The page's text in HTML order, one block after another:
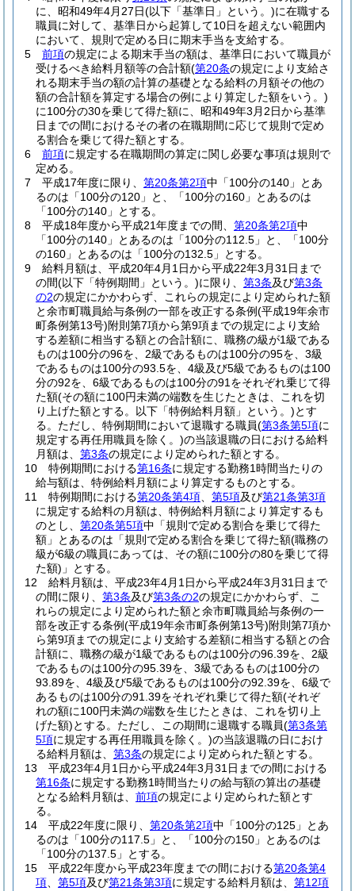
に、昭和49年4月27日(以下「基準日」という。)に在職する
職員に対して、基準日から起算して10日を超えない範囲内
において、規則で定める日に期末手当を支給する。
5
前項の規定による期末手当の額は、基準日において職員が
受けるべき給料月額等の合計額(第20条の規定により支給さ
れる期末手当の額の計算の基礎となる給料の月額その他の
額の合計額を算定する場合の例により算定した額をいう。)
に100分の30を乗じて得た額に、昭和49年3月2日から基準
日までの間におけるその者の在職期間に応じて規則で定め
る割合を乗じて得た額とする。
6
前項に規定する在職期間の算定に関し必要な事項は規則で
定める。
7
平成17年度に限り、 第20条第2項中「100分の140」とあ
るのは「100分の120」と、「100分の160」とあるのは
「100分の140」とする。
8
平成18年度から平成21年度までの間、 第20条第2項中
「100分の140」とあるのは「100分の112.5」と、「100分
の160」とあるのは「100分の132.5」とする。
9
給料月額は、平成20年4月1日から平成22年3月31日まで
の間(以下「特例期間」という。)に限り、 第3条及び第3条
の2の規定にかかわらず、これらの規定により定められた額
と余市町職員給与条例の一部を改正する条例(平成19年余市
町条例第13号)附則第7項から第9項までの規定により支給
する差額に相当する額との合計額に、職務の級が1級である
ものは100分の96を、2級であるものは100分の95を、3級
であるものは100分の93.5を、4級及び5級であるものは100
分の92を、6級であるものは100分の91をそれぞれ乗じて得
た額(その額に100円未満の端数を生じたときは、これを切
り上げた額とする。以下「特例給料月額」という。)とす
る。 ただし、特例期間において退職する職員(第3条第5項に
規定する再任用職員を除く。)の当該退職の日における給料
月額は、 第3条の規定により定められた額とする。
10
特例期間における第16条に規定する勤務1時間当たりの
給与額は、特例給料月額により算定するものとする。
11
特例期間における第20条第4項 第5項及び第21条第3項
に規定する給料の月額は、特例給料月額により算定するも
のとし、 第20条第5項中「規則で定める割合を乗じて得た
額」とあるのは「規則で定める割合を乗じて得た額(職務の
級が6級の職員にあっては、その額に100分の80を乗じて得
た額) 」とする。
12
給料月額は、平成23年4月1日から平成24年3月31日まで
の間に限り、 第3条及び第3条の2の規定にかかわらず、こ
れらの規定により定められた額と余市町職員給与条例の一
部を改正する条例(平成19年余市町条例第13号)附則第7項か
ら第9項までの規定により支給する差額に相当する額との合
計額に、職務の級が1級であるものは100分の96.39を、2級
であるものは100分の95.39を、3級であるものは100分の
93.89を、4級及び5級であるものは100分の92.39を、6級で
あるものは100分の91.39をそれぞれ乗じて得た額(それぞ
れの額に100円未満の端数を生じたときは、これを切り上
げた額)とする。 ただし、この期間に退職する職員(第3条第
5項に規定する再任用職員を除く。)の当該退職の日におけ
る給料月額は、 第3条の規定により定められた額とする。
13
平成23年4月1日から平成24年3月31日までの間における
第16条に規定する勤務1時間当たりの給与額の算出の基礎
となる給料月額は、 前項の規定により定められた額とす
る。
14
平成22年度に限り、 第20条第2項中「100分の125」とあ
るのは「100分の117.5」と、「100分の150」とあるのは
「100分の137.5」とする。
15
平成22年度から平成23年度までの間における第20条第4
項
第5項及び第21条第3項に規定する給料月額は、 第12項